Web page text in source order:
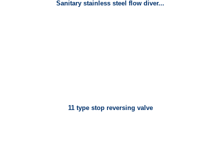
Sanitary stainless steel flow diver...
11 type stop reversing valve